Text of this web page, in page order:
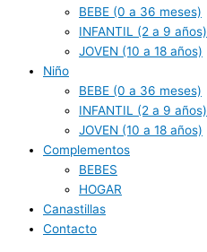
BEBE (0 a 36 meses)
INFANTIL (2 a 9 años)
JOVEN (10 a 18 años)
Niño
BEBE (0 a 36 meses)
INFANTIL (2 a 9 años)
JOVEN (10 a 18 años)
Complementos
BEBES
HOGAR
Canastillas
Contacto